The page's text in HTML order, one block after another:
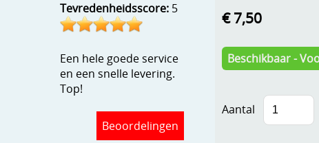
Tevredenheidsscore: 5
Een hele goede service
en een snelle levering.
Top!
Beoordelingen
€ 7,50
Beschikbaar -
Aantal